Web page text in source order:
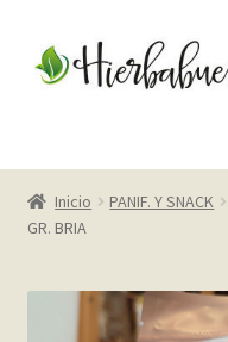
aal
Inicio
About Us
Blog
Inicio PANIF. Y SNACK
GR. BRIA